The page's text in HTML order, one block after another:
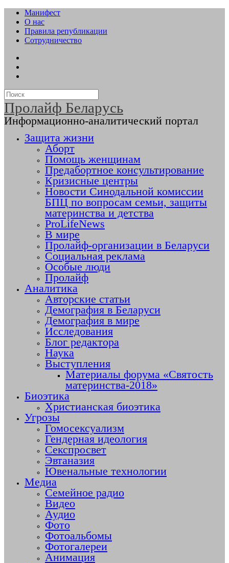
Манифест
О нас
Правила републикации
Сотрудничество
Пролайф Беларусь
Информационно-аналитический портал
Защита жизни
Аборт
Помощь женщинам
Предабортное консультирование
Кризисные центры
Новости Синодальной комиссии
БПЦ по вопросам семьи, защиты
материнства и детства
ProLifeNews
В мире
Пролайф-организации в Беларуси
Социальная реклама
Особые люди
Пролайф
Аналитика
Авторские статьи
Демография в Беларуси
Демография в мире
Исследования
Блог редактора
Наука
Выступления
Материалы форума «Святость
материнства-2018»
Биоэтика
Христианская биоэтика
Угрозы
Гомосексуализм
Гендерная идеология
Секспросвет
Эвтаназия
Ювенальные технологии
Медиа
Семейное радио
Видео
Аудио
Фото
Фотоальбомы
Фотогалереи
Анимация